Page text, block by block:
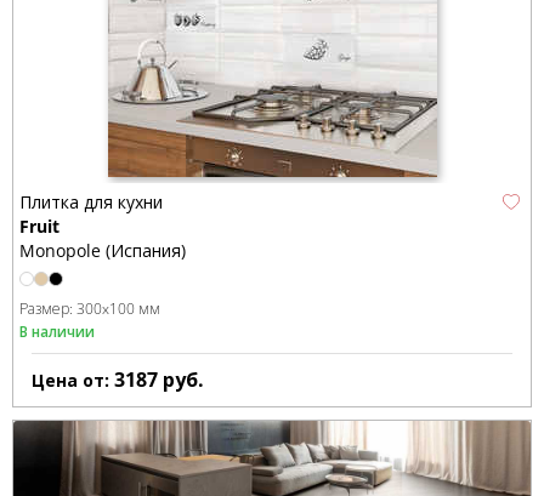
Плитка для кухни
Fruit
Monopole (Испания)
Размер: 300x100 мм
В наличии
Цена от: 3187 руб.